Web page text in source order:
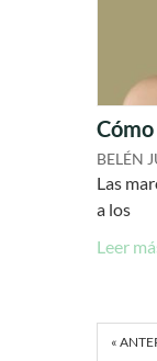
BELÉN
Las
a los
Leer
«